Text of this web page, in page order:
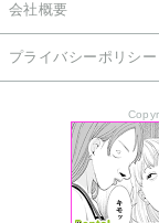
会社概要
プライバシーポリシー